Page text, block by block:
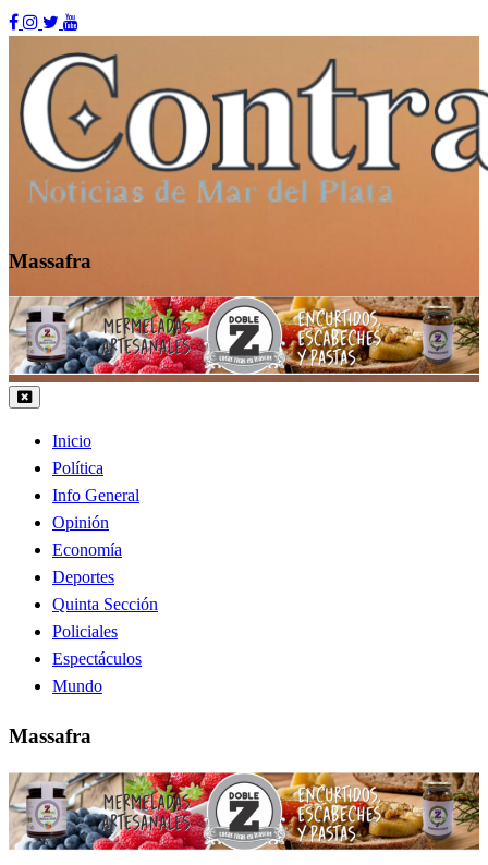
Skip
content
Contraste MDP
Massafra
Inicio
Política
Info General
Opinión
Economía
Deportes
Quinta Sección
Policiales
Espectáculos
Mundo
Massafra